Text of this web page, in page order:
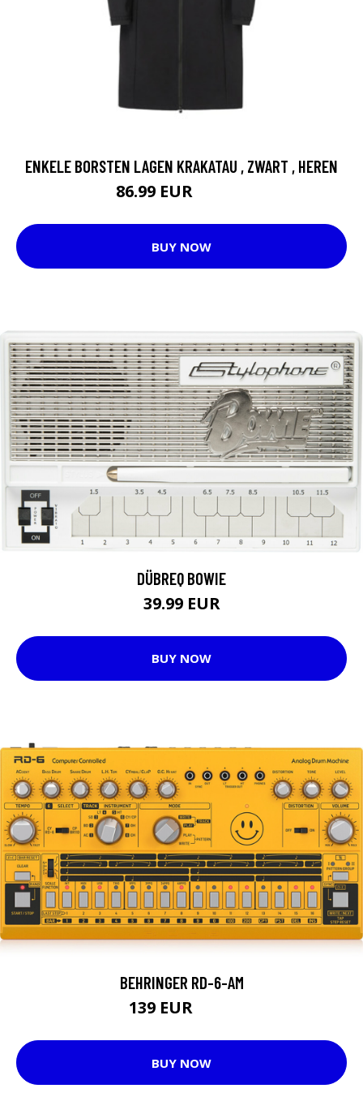
ENKELE BORSTEN LAGEN KRAKATAU , ZWART , HEREN
86.99 EUR
BUY NOW
DÜBREQ BOWIE
39.99 EUR
BUY NOW
BEHRINGER RD-6-AM
139 EUR
BUY NOW